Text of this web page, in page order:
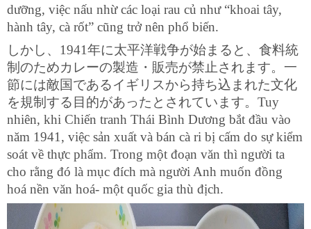
dưỡng, việc nấu nhừ các loại rau củ như “khoai tây,
hành tây, cà rốt” cũng trở nên phổ biến.
しかし、1941年に太平洋戦争が始まると、食料統
制のためカレーの製造・販売が禁止されます。一
節には敵国であるイギリスから持ち込まれた文化
を規制する目的があったとされています。 Tuy
nhiên, khi Chiến tranh Thái Bình Dương bắt đầu vào
năm 1941, việc sản xuất và bán cà ri bị cấm do sự kiểm
soát về thực phẩm. Trong một đoạn văn thì người ta
cho rằng đó là mục đích mà người Anh muốn đồng
hoá nền văn hoá- một quốc gia thù địch.